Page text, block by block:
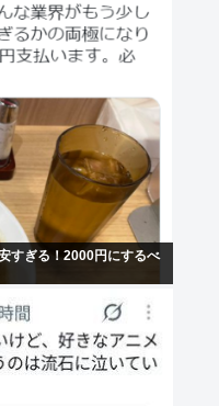
すぎる！2000円にするべ